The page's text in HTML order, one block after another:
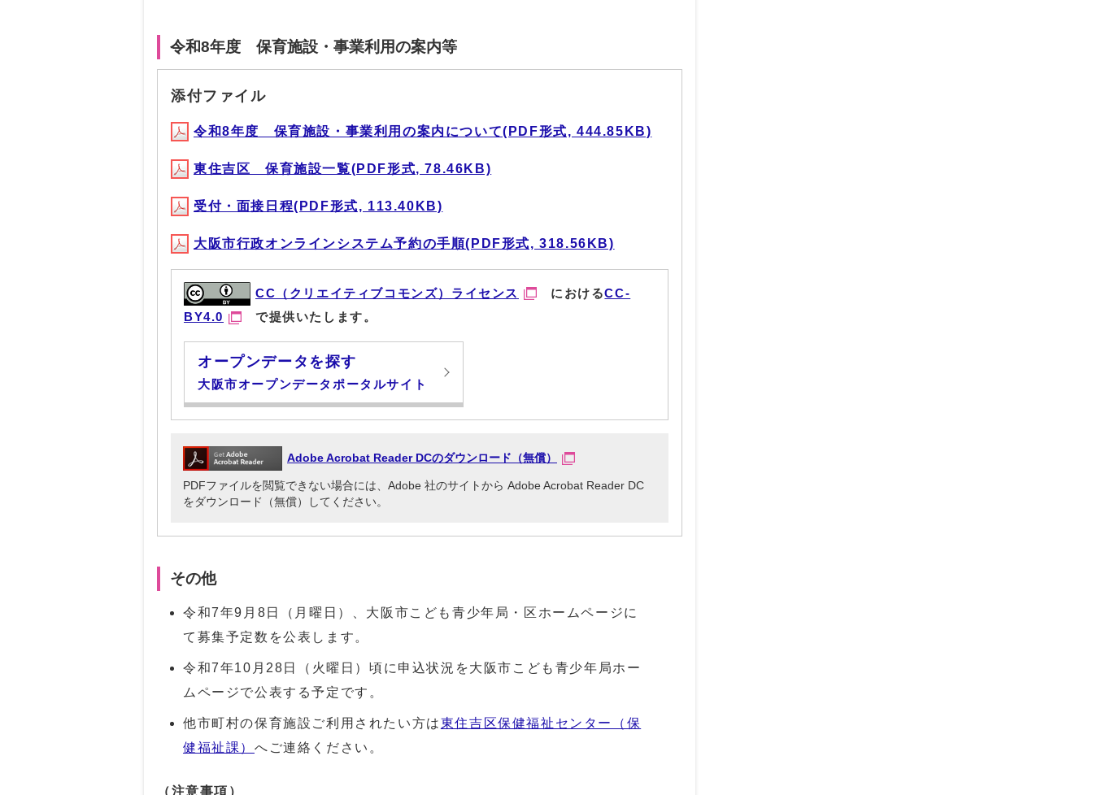
令和8年度 保育施設・事業利用の案内等
添付ファイル
令和8年度 保育施設・事業利用の案内について(PDF形式, 444.85KB)
東住吉区 保育施設一覧(PDF形式, 78.46KB)
受付・面接日程(PDF形式, 113.40KB)
大阪市行政オンラインシステム予約の手順(PDF形式, 318.56KB)
CC（クリエイティブコモンズ）ライセンス におけるCC-
BY4.0
で提供いたします。
オープンデータを探す
大阪市オープンデータポータルサイト
Adobe Acrobat Reader DCのダウンロード（無償）
PDFファイルを閲覧できない場合には、Adobe 社のサイトから Adobe Acrobat Reader DC
をダウンロード（無償）してください。
その他
令和7年9月8日（月曜日）、大阪市こども青少年局・区ホームページに
て募集予定数を公表します。
令和7年10月28日（火曜日）頃に申込状況を大阪市こども青少年局ホー
ムページで公表する予定です。
他市町村の保育施設ご利用されたい方は東住吉区保健福祉センター（保
健福祉課） へご連絡ください。
（注意事項）